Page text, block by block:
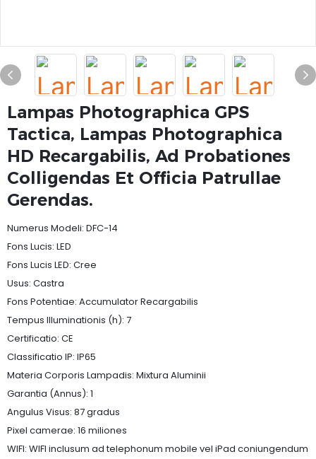
Lampas Photographica GPS
Tactica, Lampas Photographica
HD Recargabilis, Ad Probationes
Colligendas Et Officia Patrullae
Gerendas.
Numerus Modeli: DFC-14
Fons Lucis: LED
Fons Lucis LED: Cree
Usus: Castra
Fons Potentiae: Accumulator Recargabilis
Tempus Illuminationis (h): 7
Certificatio: CE
Classificatio IP: IP65
Materia Corporis Lampadis: Mixtura Aluminii
Garantia (Annus): 1
Angulus Visus: 87 gradus
Pixel camerae: 16 miliones
WIFI: WIFI inclusum ad telephonum mobile vel iPad coniungendum